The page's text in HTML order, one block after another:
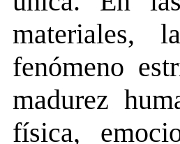
materiales,
fenómeno
madurez
física,